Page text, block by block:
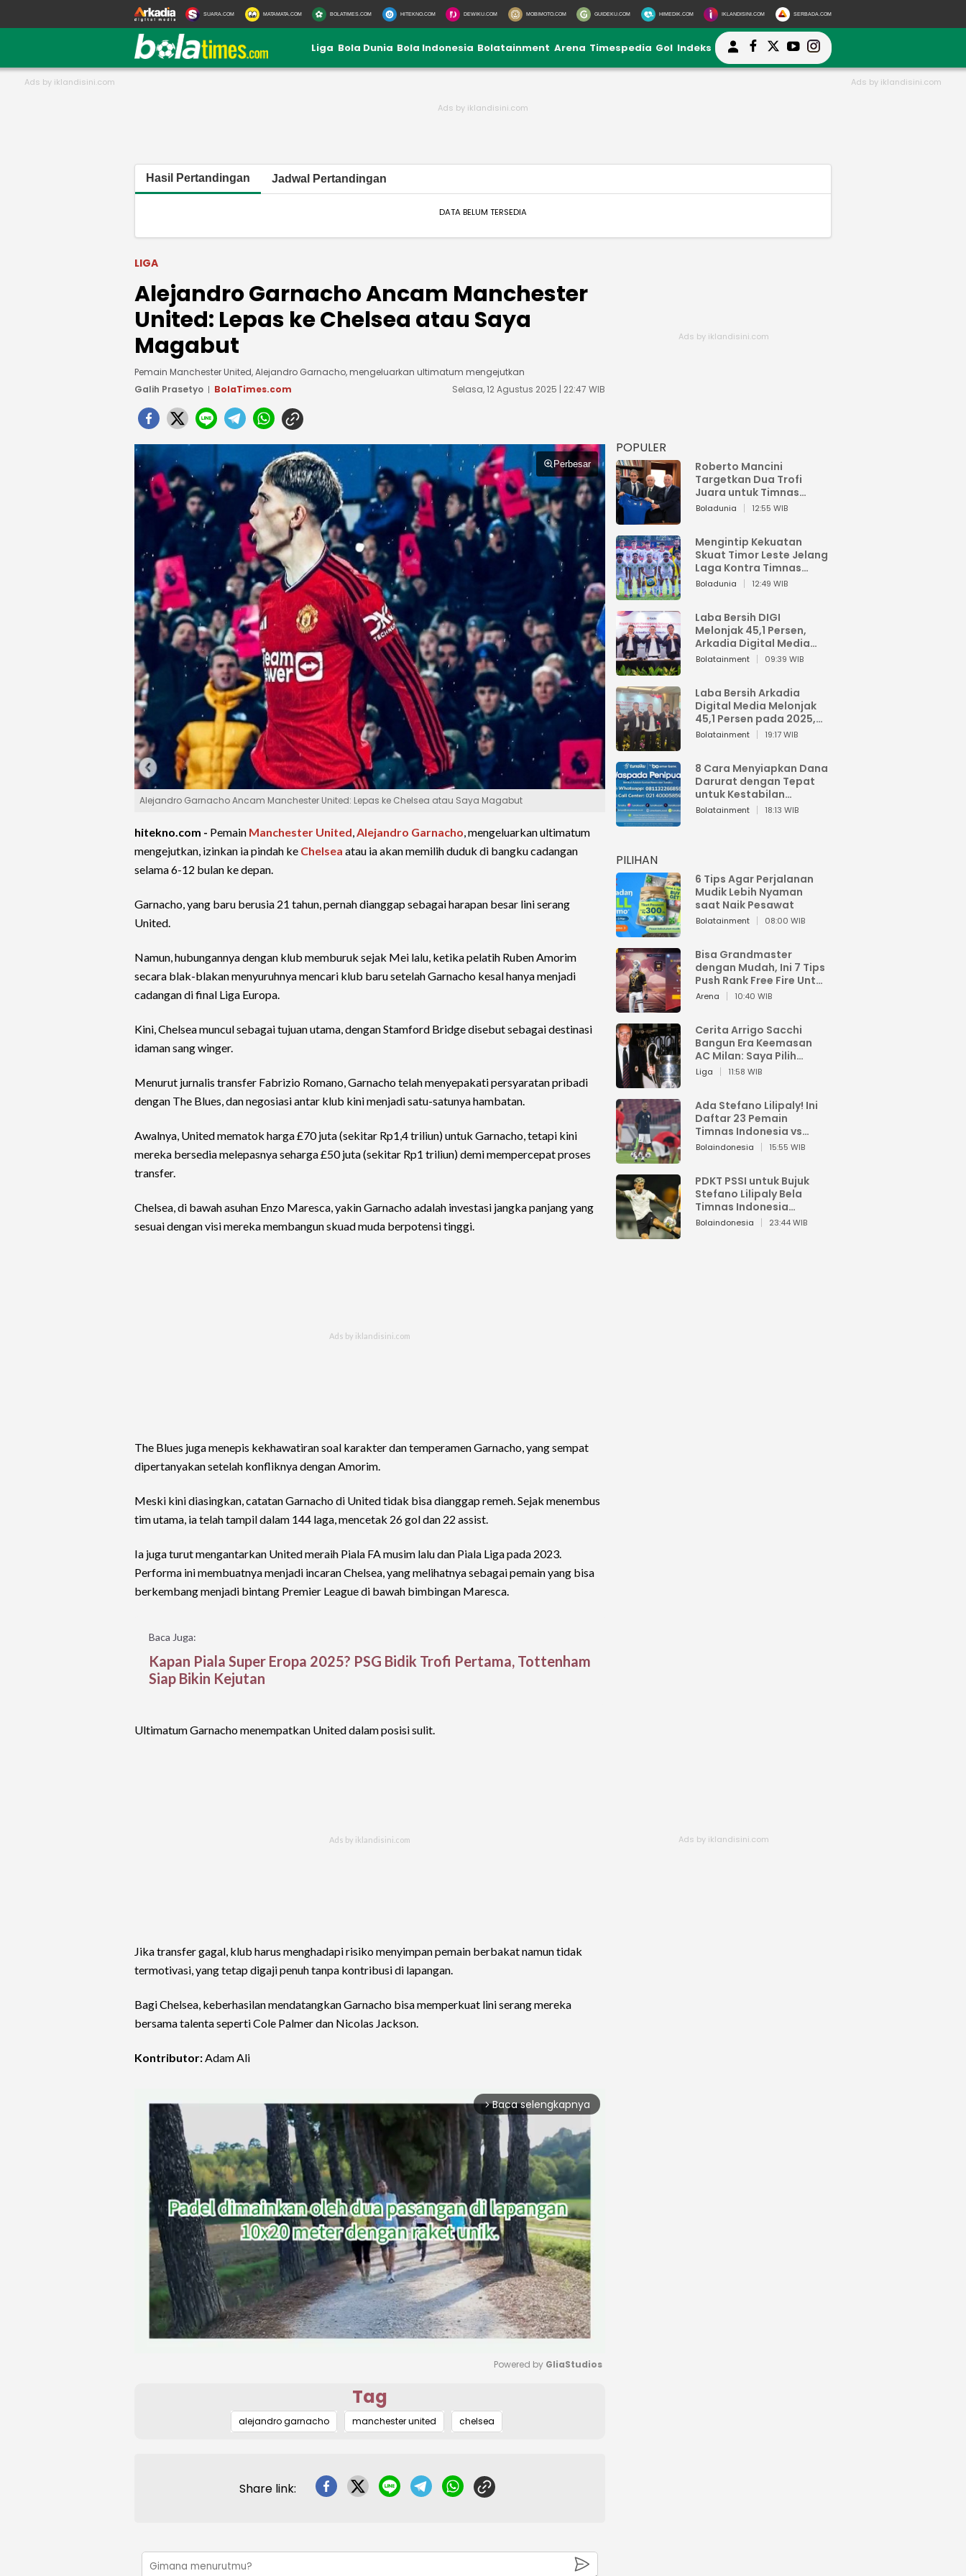
SUARA.COM MATAMATA.COM BOLATIMES.COM HITEKNO.COM DEWIKU.COM MOBIMOTO.COM GUIDEKU.COM HIMEDIK.COM IKLANDISINI.COM SERBADA.COM
Liga Bola Dunia Bola Indonesia Bolatainment Arena Timespedia Gol Indeks
Hasil Pertandingan Jadwal Pertandingan
DATA BELUM TERSEDIA
LIGA
Alejandro Garnacho Ancam Manchester
United: Lepas ke Chelsea atau Saya
Magabut
Pemain Manchester United, Alejandro Garnacho, mengeluarkan ultimatum mengejutkan
Galih Prasetyo
BolaTimes.com Selasa, 12 Agustus 2025 | 22:47 WIB
Perbesar
Alejandro Garnacho Ancam Manchester United: Lepas ke Chelsea atau Saya Magabut
hitekno.com - Pemain Manchester United,Alejandro Garnacho, mengeluarkan ultimatum
mengejutkan, izinkan ia pindah ke Chelsea atau ia akan memilih duduk di bangku cadangan
selama 6-12 bulan ke depan.
Garnacho, yang baru berusia 21 tahun, pernah dianggap sebagai harapan besar lini serang
United.
Namun, hubungannya dengan klub memburuk sejak Mei lalu, ketika pelatih Ruben Amorim
secara blak-blakan menyuruhnya mencari klub baru setelah Garnacho kesal hanya menjadi
cadangan di final Liga Europa.
Kini, Chelsea muncul sebagai tujuan utama, dengan Stamford Bridge disebut sebagai destinasi
idaman sang winger.
Menurut jurnalis transfer Fabrizio Romano, Garnacho telah menyepakati persyaratan pribadi
dengan The Blues, dan negosiasi antar klub kini menjadi satu-satunya hambatan.
Awalnya, United mematok harga £70 juta (sekitar Rp1,4 triliun) untuk Garnacho, tetapi kini
mereka bersedia melepasnya seharga £50 juta (sekitar Rp1 triliun) demi mempercepat proses
transfer.
Chelsea, di bawah asuhan Enzo Maresca, yakin Garnacho adalah investasi jangka panjang yang
sesuai dengan visi mereka membangun skuad muda berpotensi tinggi.
The Blues juga menepis kekhawatiran soal karakter dan temperamen Garnacho, yang sempat
dipertanyakan setelah konfliknya dengan Amorim.
Meski kini diasingkan, catatan Garnacho di United tidak bisa dianggap remeh. Sejak menembus
tim utama, ia telah tampil dalam 144 laga, mencetak 26 gol dan 22 assist.
Ia juga turut mengantarkan United meraih Piala FA musim lalu dan Piala Liga pada 2023.
Performa ini membuatnya menjadi incaran Chelsea, yang melihatnya sebagai pemain yang bisa
berkembang menjadi bintang Premier League di bawah bimbingan Maresca.
Baca Juga:
Kapan Piala Super Eropa 2025? PSG Bidik Trofi Pertama, Tottenham
Siap Bikin Kejutan
Ultimatum Garnacho menempatkan United dalam posisi sulit.
Jika transfer gagal, klub harus menghadapi risiko menyimpan pemain berbakat namun tidak
termotivasi, yang tetap digaji penuh tanpa kontribusi di lapangan.
Bagi Chelsea, keberhasilan mendatangkan Garnacho bisa memperkuat lini serang mereka
bersama talenta seperti Cole Palmer dan Nicolas Jackson.
Kontributor:Adam Ali
arrow_forward_ios Baca selengkapnya
Powered by GliaStudios
Tag
alejandro garnacho manchester united chelsea
Share link:
POPULER
Roberto Mancini
Targetkan Dua Trofi
Juara untuk Timnas
Italia
Boladunia 12:55 WIB
Mengintip Kekuatan
Skuat Timor Leste Jelang
Laga Kontra Timnas
Indonesia di Piala AFF
Boladunia 12:49 WIB
Laba Bersih DIGI
Melonjak 45,1 Persen,
Arkadia Digital Media
Perkuat Bisnis AI dan
Bolatainment 09:39 WIB
Laba Bersih Arkadia
Digital Media Melonjak
45,1 Persen pada 2025,
Sentuh Rp1,76 Miliar
Bolatainment 19:17 WIB
8 Cara Menyiapkan Dana
Darurat dengan Tepat
untuk Kestabilan
Keuangan
Bolatainment 18:13 WIB
PILIHAN
6 Tips Agar Perjalanan
Mudik Lebih Nyaman
saat Naik Pesawat
Bolatainment 08:00 WIB
Bisa Grandmaster
dengan Mudah, Ini 7 Tips
Push Rank Free Fire Untuk
Pemula
Arena 10:40 WIB
Cerita Arrigo Sacchi
Bangun Era Keemasan
AC Milan: Saya Pilih
Pemain dari Isi Otaknya
Liga 11:58 WIB
Ada Stefano Lilipaly! Ini
Daftar 23 Pemain
Timnas Indonesia vs
China
Bolaindonesia 15:55 WIB
PDKT PSSI untuk Bujuk
Stefano Lilipaly Bela
Timnas Indonesia
Berakhir Berantakan
Bolaindonesia 23:44 WIB